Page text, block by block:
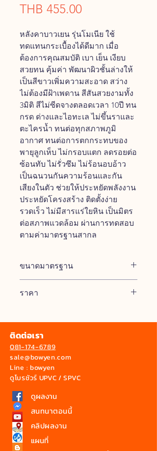
THB 455.00Price
หลังคาบาวเยน รุ่นโมเนีย ใช้
ทดแทนกระเบื้องได้ดีมาก เมื่อ
ต้องการคุณสมบัติ เบา เย็น เงียบ
สวยทน คุ้มค่า พัฒนาผิวชั้นล่างให้
เป็นสีขาวเพิ่มความสะอาด สว่าง
ไม่ต้องมีฝ้าเพดาน สีสันสวยงามทั้ง
3มิติ สีไม่ซีดจางตลอดเวลา 10ปี ทน
กรด ด่างและไอทะเล ไม่ขึ้นราและ
ตะไครน้ำ ทนต่อทุกสภาพภูมิ
อากาศ ทนต่อการตกกระทบของ
พายุลูกเห็บ ไม่กรอบแตก ลดรอยต่อ
ซ้อนทับ ไม่รั่วซึม ไม่ร้อนอบอ้าว
เป็นฉนวนกันความร้อนและกัน
เสียงในตัว ช่วยให้ประหยัดพลังงาน
ประหยัดโครงสร้าง ติดตั้งง่าย
รวดเร็ว ไม่มีสารแร่ใยหิน เป็นมิตร
ต่อสภาพแวดล้อม ผ่านการทดสอบ
ตามค่ามาตรฐานสากล
ขนาดมาตรฐาน
มม.
ราคา
ติดต่อเรา
081-174-6789
sale@bowyen.com
Line : bowyen
ดูโบรชัวร์ UPVC / SPVC
ดูผลงาน
สนทนาตอนนี้
คลิปผลงาน
แผนที่